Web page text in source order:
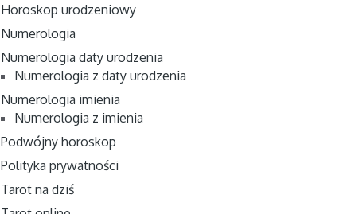
Horoskop urodzeniowy
Numerologia
Numerologia daty urodzenia
Numerologia z daty urodzenia
Numerologia imienia
Numerologia z imienia
Podwójny horoskop
Polityka prywatności
Tarot na dziś